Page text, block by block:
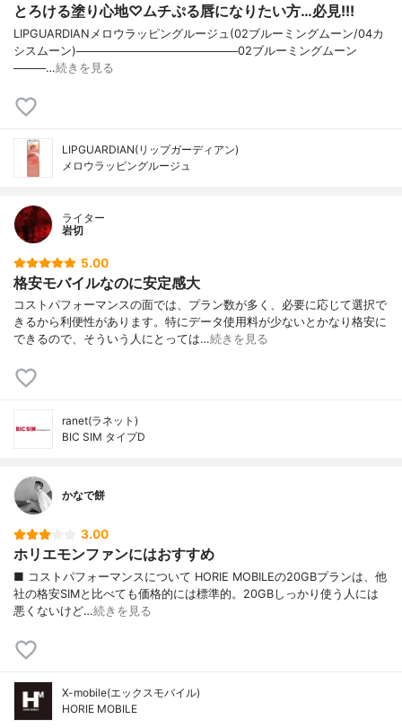
とろける塗り心地♡ムチぷる唇になりたい方…必見!!!
LIPGUARDIANメロウラッピングルージュ(02ブルーミングムーン/04カ
シスムーン)────────────────────02ブルーミングムーン
────…続きを見る
LIPGUARDIAN(リップガーディアン)
メロウラッピングルージュ
ライター
岩切
5.00
格安モバイルなのに安定感大
コストパフォーマンスの面では、プラン数が多く、必要に応じて選択で
きるから利便性があります。特にデータ使用料が少ないとかなり格安に
できるので、そういう人にとっては…続きを見る
ranet(ラネット)
BIC SIM タイプD
かなで餅
3.00
ホリエモンファンにはおすすめ
■ コストパフォーマンスについて HORIE MOBILEの20GBプランは、他
社の格安SIMと比べても価格的には標準的。20GBしっかり使う人には
悪くないけど…続きを見る
X-mobile(エックスモバイル)
HORIE MOBILE